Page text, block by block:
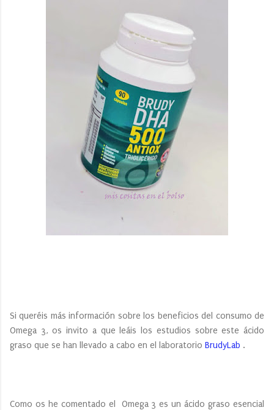
Si queréis más información sobre los beneficios del consumo de
Omega 3, os invito a que leáis los estudios sobre este ácido
graso que se han llevado a cabo en el laboratorio BrudyLab .
Como os he comentado el Omega 3 es un ácido graso esencial